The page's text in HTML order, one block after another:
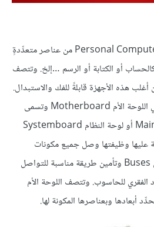
يتكون الحاسوب الشخصي Personal Computer من عناصر متعدِّدةٍ
أو الكتابة أو الرسم …إلخ. وتتصف
هذه الأجهزة قابلةً للفك والاستبدال.
سنبدأ بأهمِّ هذه المكونات وهي اللوحة الأم Motherboard وتسمى
أيضًا اللوحة الرئيسة Mainboard أو لوحة النظام Systemboard
وظيفتها وصل جميع مكونات
الحاسوب مع بعضها عبر نواقل Buses وتأمين طريقة مناسبة للتواصل
الفقري للحاسوب. وتتصف اللوحة الأم